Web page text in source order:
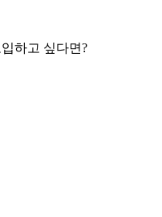
하고 싶다면?